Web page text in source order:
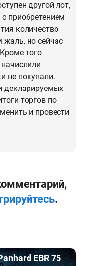
другой лот,
приобретением
количество
жаль, но сейчас
того
не покупали.
декларируемых
торгов по
и провести
.
EBR 75